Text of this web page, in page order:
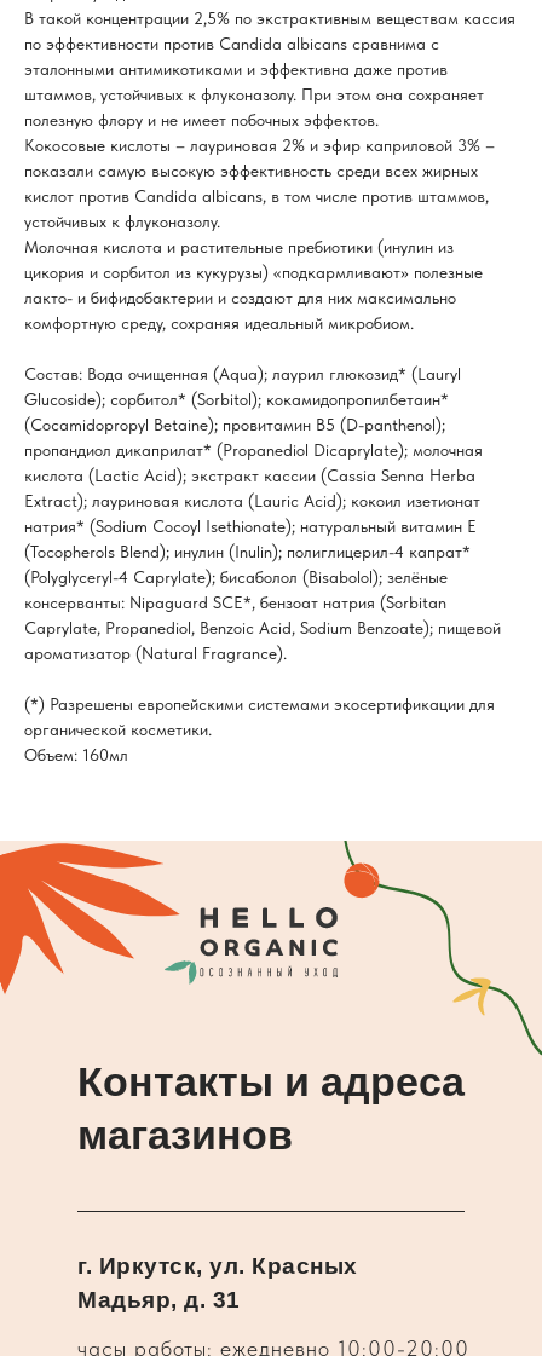
В такой концентрации 2,5% по экстрактивным веществам кассия
по эффективности против Candida albicans сравнима с
эталонными антимикотиками и эффективна даже против
штаммов, устойчивых к флуконазолу. При этом она сохраняет
полезную флору и не имеет побочных эффектов.
Кокосовые кислоты – лауриновая 2% и эфир каприловой 3% –
показали самую высокую эффективность среди всех жирных
кислот против Candida albicans, в том числе против штаммов,
устойчивых к флуконазолу.
Молочная кислота и растительные пребиотики (инулин из
цикория и сорбитол из кукурузы) «подкармливают» полезные
лакто- и бифидобактерии и создают для них максимально
комфортную среду, сохраняя идеальный микробиом.
Состав: Вода очищенная (Aqua); лаурил глюкозид* (Lauryl
Glucoside); сорбитол* (Sorbitol); кокамидопропилбетаин*
(Cocamidopropyl Betaine); провитамин В5 (D-panthenol);
пропандиол дикаприлат* (Propanediol Dicaprylate); молочная
кислота (Lactic Acid); экстракт кассии (Cassia Senna Herba
Extract); лауриновая кислота (Lauric Acid); кокоил изетионат
натрия* (Sodium Cocoyl Isethionate); натуральный витамин Е
(Tocopherols Blend); инулин (Inulin); полиглицерил-4 капрат*
(Polyglyceryl-4 Caprylate); бисаболол (Bisabolol); зелёные
консерванты: Nipaguard SCE*, бензоат натрия (Sorbitan
Caprylate, Propanediol, Benzoic Acid, Sodium Benzoate); пищевой
ароматизатор (Natural Fragrance).
(*) Разрешены европейскими системами экосертификации для
органической косметики.
Объем: 160мл
Контакты и адреса
магазинов
часы работы: ежедневно 10:00-20:00
г. Иркутск, ул. Красных
Мадьяр, д. 31